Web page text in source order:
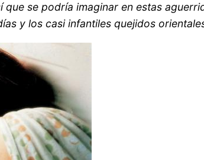
se podría imaginar en estas
y los casi infantiles quejidos